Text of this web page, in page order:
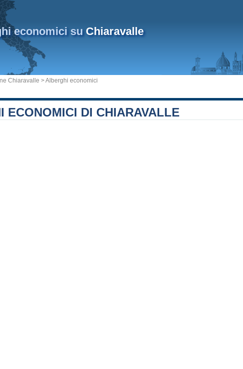
economici suChiaravalle
Chiaravalle > Alberghi economici
ECONOMICI DI CHIARAVALLE